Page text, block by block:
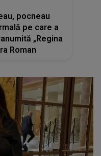
pocneau
pe care a
„Regina
Roman